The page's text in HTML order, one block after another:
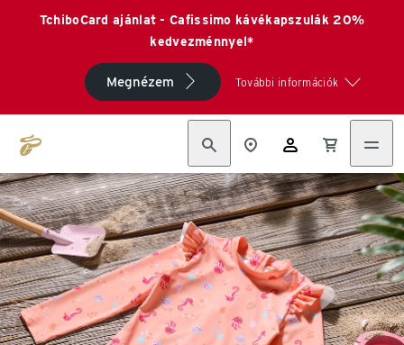
TchiboCard ajánlat - Cafissimo kávékapszulák 20%
kedvezménnyel*
Megnézem További információk